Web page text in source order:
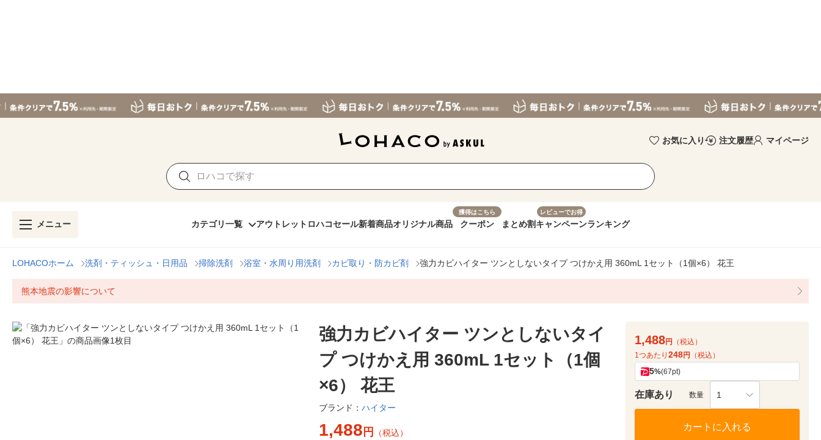
お気に入り 注文履歴 マイページ
メニュー カテゴリ一覧 アウトレット ロハコセール新着商品オリジナル商品
獲得はこちら
クーポン まとめ割
レビューでお得
キャンペーンランキング
LOHACOホーム 洗剤・ティッシュ・日用品 掃除洗剤 浴室・水周り用洗剤 カビ取り・防カビ剤 強力カビハイター ツンとしないタイプ つけかえ用 360mL 1セット（1個×6） 花王
熊本地震の影響について
強力カビハイター ツンとしないタイ
プ つけかえ用 360mL 1セット（1個
×6） 花王
ブランド： ハイター
1,488 円 （税込）
1,488円
（税込）
1つあたり 248円 （税込）
5%(67pt)
在庫あり 数量 1
カートに入れる